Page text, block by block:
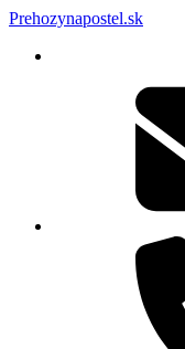
Prehozynapostel.sk